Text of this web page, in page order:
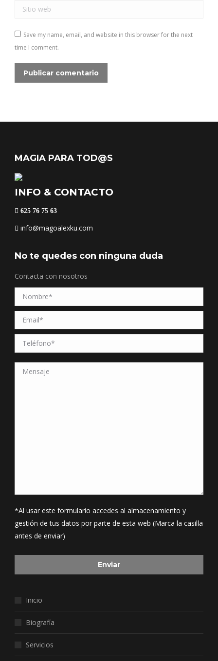
Sitio web
Save my name, email, and website in this browser for the next
time I comment.
Publicar comentario
MAGIA PARA TOD@S
INFO & CONTACTO
625 76 75 63
info@magoalexku.com
No te quedes con ninguna duda
Contacta con nosotros
*Al usar este formulario accedes al almacenamiento y
gestión de tus datos por parte de esta web (Marca la casilla
antes de enviar)
Inicio
Biografía
Servicios